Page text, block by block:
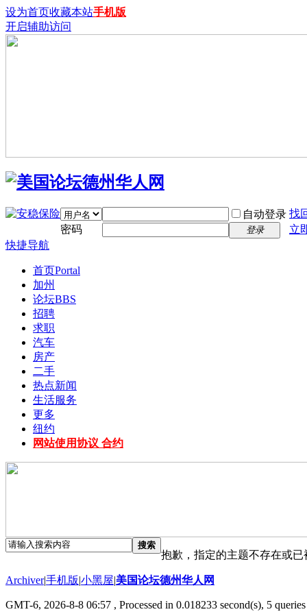
设为首页收藏本站手机版
开启辅助访问
自动登录 找
密码
登录
立
快捷导航
首页Portal
加州
论坛BBS
招聘
求职
汽车
房产
二手
热点新闻
生活服务
更多
纽约
网站使用协议 合约
搜索
抱歉，指定的主题不存在或
Archiver|手机版|小黑屋|美国论坛德州华人网
GMT-6, 2026-8-8 06:57 , Processed in 0.018233 second(s), 5